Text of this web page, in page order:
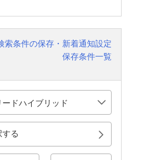
索条件の保存・新着通知設定
保存条件一覧
する